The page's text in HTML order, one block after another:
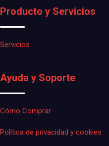
Producto y Servicios
Servicios
Ayuda y Soporte
Cómo Comprar
Política de privacidad y cookies